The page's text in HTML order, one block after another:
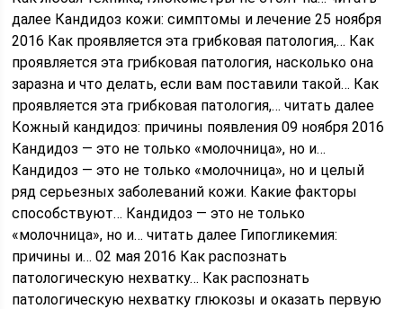
далее Кандидоз кожи: симптомы и лечение 25 ноября
2016 Как проявляется эта грибковая патология,… Как
проявляется эта грибковая патология, насколько она
заразна и что делать, если вам поставили такой… Как
проявляется эта грибковая патология,… читать далее
Кожный кандидоз: причины появления 09 ноября 2016
Кандидоз — это не только «молочница», но и…
Кандидоз — это не только «молочница», но и целый
ряд серьезных заболеваний кожи. Какие факторы
способствуют… Кандидоз — это не только
«молочница», но и… читать далее Гипогликемия:
причины и… 02 мая 2016 Как распознать
патологическую нехватку… Как распознать
патологическую нехватку глюкозы и оказать первую